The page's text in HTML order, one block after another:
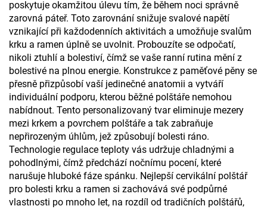
poskytuje okamžitou úlevu tím, že během noci správně
zarovná páteř. Toto zarovnání snižuje svalové napětí
vznikající při každodenních aktivitách a umožňuje svalům
krku a ramen úplně se uvolnit. Probouzíte se odpočatí,
nikoli ztuhlí a bolestiví, čímž se vaše ranní rutina mění z
bolestivé na plnou energie. Konstrukce z paměťové pěny se
přesně přizpůsobí vaší jedinečné anatomii a vytváří
individuální podporu, kterou běžné polštáře nemohou
nabídnout. Tento personalizovaný tvar eliminuje mezery
mezi krkem a povrchem polštáře a tak zabraňuje
nepřirozeným úhlům, jež způsobují bolesti ráno.
Technologie regulace teploty vás udržuje chladnými a
pohodlnými, čímž předchází nočnímu pocení, které
narušuje hluboké fáze spánku. Nejlepší cervikální polštář
pro bolesti krku a ramen si zachovává své podpůrné
vlastnosti po mnoho let, na rozdíl od tradičních polštářů,